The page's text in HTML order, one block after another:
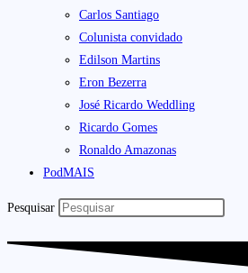
Carlos Santiago
Colunista convidado
Edilson Martins
Eron Bezerra
José Ricardo Weddling
Ricardo Gomes
Ronaldo Amazonas
PodMAIS
Pesquisar